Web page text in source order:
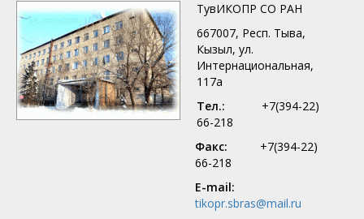
ТувИКОПР СО РАН
667007, Респ. Тыва,
Кызыл, ул.
Интернациональная,
117а
Тел.:
+7(394-22)
66-218
Факс:
+7(394-22)
66-218
E-mail:
tikopr.sbras@mail.ru